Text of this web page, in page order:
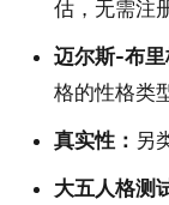
估，无需注
迈尔斯-布里
格的性格类
真实性： 另
大五人格测